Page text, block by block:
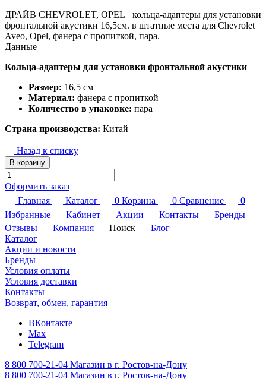
ДРАЙВ CHEVROLET, OPEL кольца-адаптеры для установки
фронтальной акустики 16,5см. в штатные места для Chevrolet
Aveo, Opel, фанера с пропиткой, пара.
Данные
Кольца-адаптеры для установки фронтальной акустики
Размер: 16,5 см
Материал: фанера с пропиткой
Количество в упаковке: пара
Страна производства: Китай
Назад к списку
В корзину
Оформить заказ
Главная
Каталог 0 Корзина 0 Сравнение
0
Избранные
Кабинет Акции Контакты
Бренды
Отзывы
Компания Поиск
Блог
Каталог
Акции и новости
Бренды
Условия оплаты
Условия доставки
Контакты
Возврат, обмен, гарантия
ВКонтакте
Max
Telegram
8 800 700-21-04 Магазин в г. Ростов-на-Дону
8 800 700-21-04 Магазин в г. Ростов-на-Дону